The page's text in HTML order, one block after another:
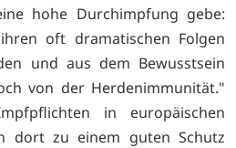
hohe Durchimpfung gebe:
oft dramatischen Folgen
und aus dem Bewusstsein
von der Herdenimmunität."
in europäischen
dort zu einem guten Schutz